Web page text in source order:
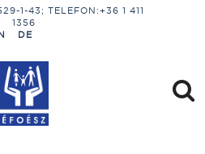
1-43; TELEFON:+36 1 411
1356
DE